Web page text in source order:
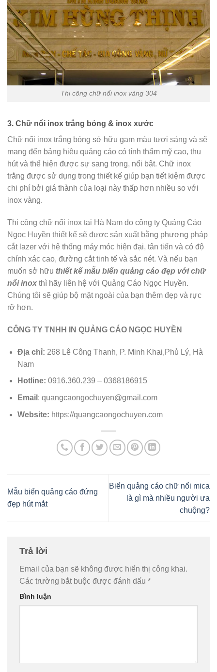
Thi công chữ nổi inox vàng 304
3. Chữ nổi inox trắng bóng & inox xước
Chữ nổi inox trắng bóng sở hữu gam màu tươi sáng và sẽ
mang đến bảng hiệu quảng cáo có tính thẩm mỹ cao, thu
hút và thể hiện được sự sang trọng, nổi bật. Chữ inox
trắng được sử dụng trong thiết kế giúp bạn tiết kiệm được
chi phí bởi giá thành của loại này thấp hơn nhiều so với
inox vàng.
Thi công chữ nổi inox tại Hà Nam do công ty Quảng Cáo
Ngọc Huyền thiết kế sẽ được sản xuất bằng phương pháp
cắt lazer với hệ thống máy móc hiện đại, tân tiến và có độ
chính xác cao, đường cắt tinh tế và sắc nét. Và nếu bạn
muốn sở hữu thiết kế mẫu biển quảng cáo đẹp với chữ
nổi inox thì hãy liên hệ với Quảng Cáo Ngọc Huyền.
Chúng tôi sẽ giúp bộ mặt ngoài của bạn thêm đẹp và rực
rỡ hơn.
CÔNG TY TNHH IN QUẢNG CÁO NGỌC HUYỀN
Địa chỉ: 268 Lê Công Thanh, P. Minh Khai,Phủ Lý, Hà
Nam
Hotline: 0916.360.239 – 0368186915
Email : quangcaongochuyen@gmail.com
Website: https://quangcaongochuyen.com
Mẫu biển quảng cáo đứng
đẹp hút mắt
Biển quảng cáo chữ nổi mica
là gì mà nhiều người ưa
chuộng?
Trả lời
Email của bạn sẽ không được hiển thị công khai.
Các trường bắt buộc được đánh dấu *
Bình luận